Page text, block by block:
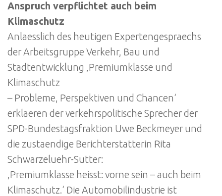
Anspruch verpflichtet auch beim
Klimaschutz
Anlaesslich des heutigen Expertengespraechs
der Arbeitsgruppe Verkehr, Bau und
Stadtentwicklung ‚Premiumklasse und
Klimaschutz
– Probleme, Perspektiven und Chancen‘
erklaeren der verkehrspolitische Sprecher der
SPD-Bundestagsfraktion Uwe Beckmeyer und
die zustaendige Berichterstatterin Rita
Schwarzeluehr-Sutter:
‚Premiumklasse heisst: vorne sein – auch beim
Klimaschutz.‘ Die Automobilindustrie ist